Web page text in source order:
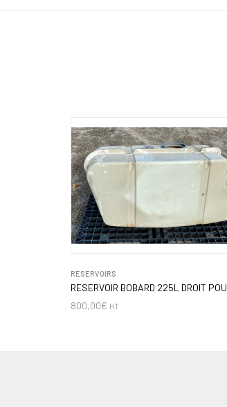
RÉSERVOIRS
RESERVOIR BOBARD 225L DROIT
800,00€ HT